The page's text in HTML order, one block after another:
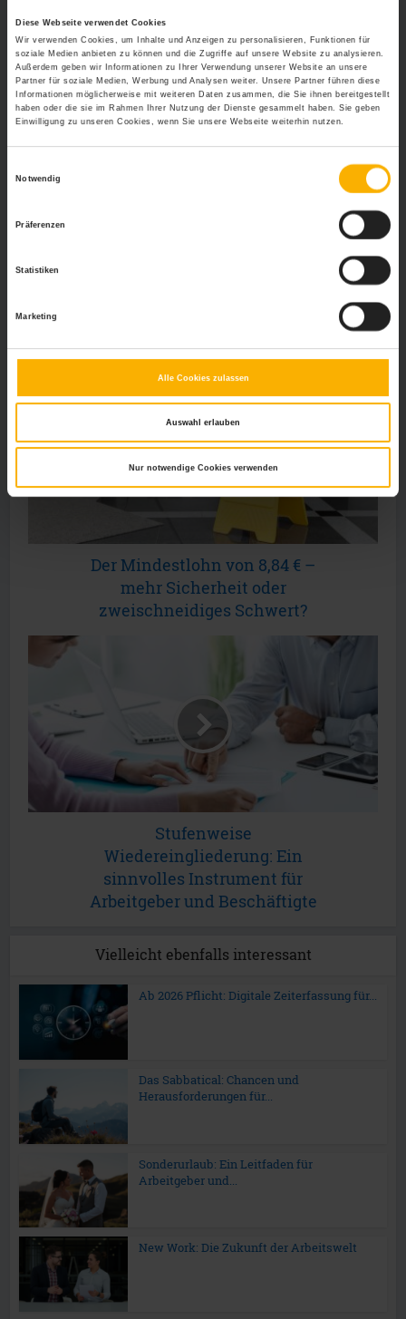
Diese Webseite verwendet Cookies
Wir verwenden Cookies, um Inhalte und Anzeigen zu personalisieren, Funktionen für
soziale Medien anbieten zu können und die Zugriffe auf unsere Website zu analysieren.
Außerdem geben wir Informationen zu Ihrer Verwendung unserer Website an unsere
Partner für soziale Medien, Werbung und Analysen weiter. Unsere Partner führen diese
Informationen möglicherweise mit weiteren Daten zusammen, die Sie ihnen bereitgestellt
haben oder die sie im Rahmen Ihrer Nutzung der Dienste gesammelt haben. Sie geben
Einwilligung zu unseren Cookies, wenn Sie unsere Webseite weiterhin nutzen.
Notwendig
Präferenzen
Statistiken
Marketing
Alle Cookies zulassen
Auswahl erlauben
Nur notwendige Cookies verwenden
Dank für Ihr Verständnis.
Weitere Relevante Beiträge Zu Diesem
Thema
Telefonische Erreichbarkeit sicherstellen – Chancen
Der Büroarbeitsplatz – produktive Basis eines jeden
Unternehmens
Sicherheit im Büro – die Standards in der Schweiz
Gesundheit
Der Mindestlohn von 8,84 € –
mehr Sicherheit oder
zweischneidiges Schwert?
Stufenweise
Wiedereingliederung: Ein
sinnvolles Instrument für
Arbeitgeber und Beschäftigte
Vielleicht ebenfalls interessant
Ab 2026 Pflicht: Digitale Zeiterfassung für...
Das Sabbatical: Chancen und
Herausforderungen für...
Sonderurlaub: Ein Leitfaden für
Arbeitgeber und...
New Work: Die Zukunft der Arbeitswelt